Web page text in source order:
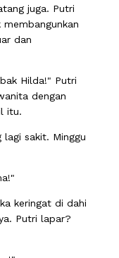
juga. Putri
dan
Hilda!" Putri
dengan
itu.
lagi sakit. Minggu
keringat di dahi
Putri lapar?